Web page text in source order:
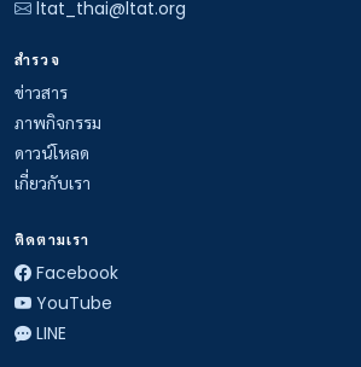
ltat_thai@ltat.org
สำรวจ
ข่าวสาร
ภาพกิจกรรม
ดาวน์โหลด
เกี่ยวกับเรา
ติดตามเรา
Facebook
YouTube
LINE